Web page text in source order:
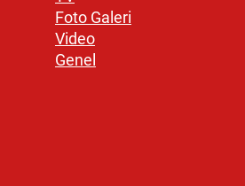
Foto Galeri
Video
Genel